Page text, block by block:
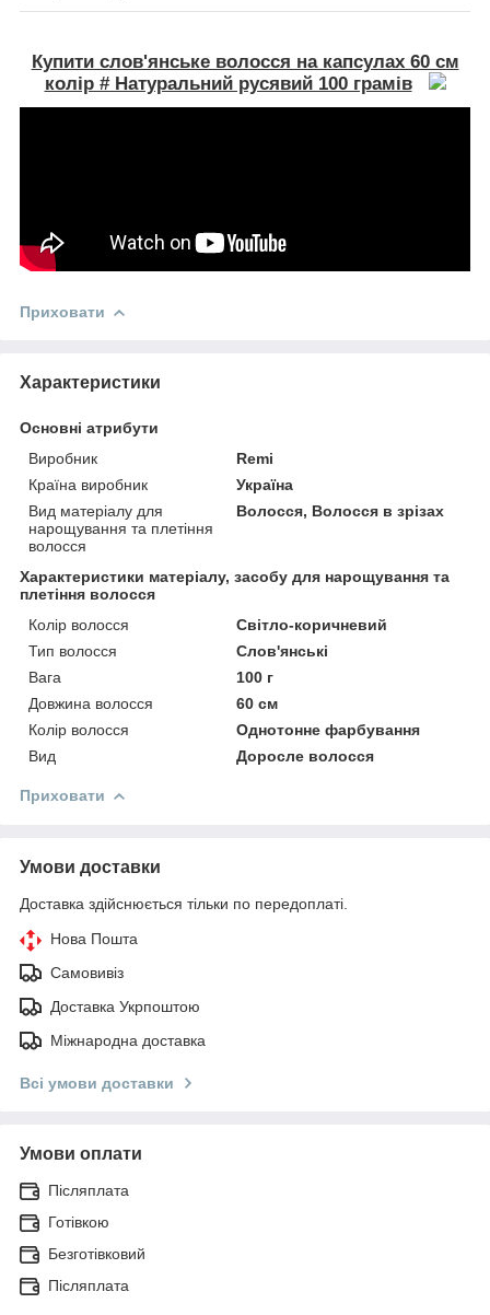
Купити слов'янське волосся на капсулах 60 см
колір # Натуральний русявий 100 грамів
Приховати
Характеристики
Основні атрибути
Виробник
Remi
Країна виробник
Україна
Вид матеріалу для
нарощування та плетіння
волосся
Волосся, Волосся в зрізах
Характеристики матеріалу, засобу для нарощування та
плетіння волосся
Колір волосся
Світло-коричневий
Тип волосся
Слов'янські
Вага
100 г
Довжина волосся
60 см
Колір волосся
Однотонне фарбування
Вид
Доросле волосся
Приховати
Умови доставки
Доставка здійснюється тільки по передоплаті.
Нова Пошта
Самовивіз
Доставка Укрпоштою
Міжнародна доставка
Всі умови доставки
Умови оплати
Післяплата
Готівкою
Безготівковий
Післяплата